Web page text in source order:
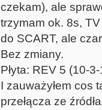
czekam), ale
trzymam ok. 8s,
do SCART, ale
Bez zmiany.
Płyta: REV 5 (10-
I zauważyłem cos
przełącza ze